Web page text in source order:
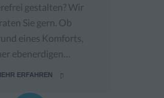
gestalten? Wir
Sie gern. Ob
eines Komforts,
ebenerdigen…
ERFAHREN